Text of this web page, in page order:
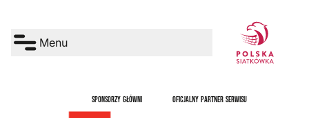
Menu
SPONSORZY GŁÓWNI OFICJALNY PARTNER SERWISU